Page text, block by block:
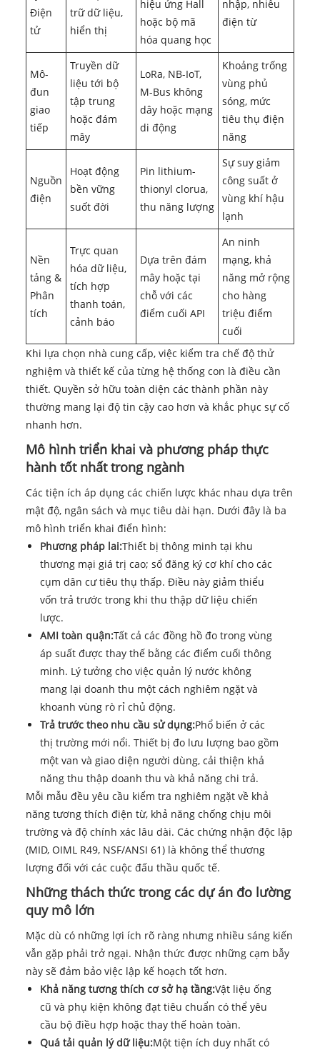
Điện
tử
trữ dữ liệu,
hiển thị
hiệu ứng Hall
hoặc bộ mã
hóa quang học
nhập, nhiễu
điện từ
Mô-
đun
giao
tiếp
Truyền dữ
liệu tới bộ
tập trung
hoặc đám
mây
LoRa, NB-IoT,
M-Bus không
dây hoặc mạng
di động
Khoảng trống
vùng phủ
sóng, mức
tiêu thụ điện
năng
Nguồn
điện
Hoạt động
bền vững
suốt đời
Pin lithium-
thionyl clorua,
thu năng lượng
Sự suy giảm
công suất ở
vùng khí hậu
lạnh
Nền
tảng &
Phân
tích
Trực quan
hóa dữ liệu,
tích hợp
thanh toán,
cảnh báo
Dựa trên đám
mây hoặc tại
chỗ với các
điểm cuối API
An ninh
mạng, khả
năng mở rộng
cho hàng
triệu điểm
cuối
Khi lựa chọn nhà cung cấp, việc kiểm tra chế độ thử
nghiệm và thiết kế của từng hệ thống con là điều cần
thiết. Quyền sở hữu toàn diện các thành phần này
thường mang lại độ tin cậy cao hơn và khắc phục sự cố
nhanh hơn.
Mô hình triển khai và phương pháp thực
hành tốt nhất trong ngành
Các tiện ích áp dụng các chiến lược khác nhau dựa trên
mật độ, ngân sách và mục tiêu dài hạn. Dưới đây là ba
mô hình triển khai điển hình:
Phương pháp lai:Thiết bị thông minh tại khu
thương mại giá trị cao; sổ đăng ký cơ khí cho các
cụm dân cư tiêu thụ thấp. Điều này giảm thiểu
vốn trả trước trong khi thu thập dữ liệu chiến
lược.
AMI toàn quận:Tất cả các đồng hồ đo trong vùng
áp suất được thay thế bằng các điểm cuối thông
minh. Lý tưởng cho việc quản lý nước không
mang lại doanh thu một cách nghiêm ngặt và
khoanh vùng rò rỉ chủ động.
Trả trước theo nhu cầu sử dụng:Phổ biến ở các
thị trường mới nổi. Thiết bị đo lưu lượng bao gồm
một van và giao diện người dùng, cải thiện khả
năng thu thập doanh thu và khả năng chi trả.
Mỗi mẫu đều yêu cầu kiểm tra nghiêm ngặt về khả
năng tương thích điện từ, khả năng chống chịu môi
trường và độ chính xác lâu dài. Các chứng nhận độc lập
(MID, OIML R49, NSF/ANSI 61) là không thể thương
lượng đối với các cuộc đấu thầu quốc tế.
Những thách thức trong các dự án đo lường
quy mô lớn
Mặc dù có những lợi ích rõ ràng nhưng nhiều sáng kiến
​​vẫn gặp phải trở ngại. Nhận thức được những cạm bẫy
này sẽ đảm bảo việc lập kế hoạch tốt hơn.
Khả năng tương thích cơ sở hạ tầng:Vật liệu ống
cũ và phụ kiện không đạt tiêu chuẩn có thể yêu
cầu bộ điều hợp hoặc thay thế hoàn toàn.
Quá tải quản lý dữ liệu:Một tiện ích duy nhất có